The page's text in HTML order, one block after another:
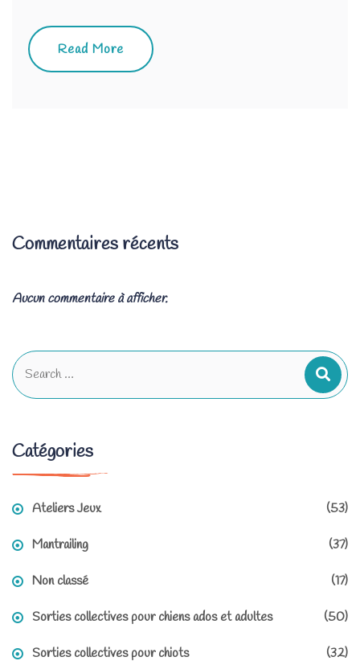
Read More
Commentaires récents
Aucun commentaire à afficher.
Search
for:
Catégories
Ateliers Jeux (53)
Mantrailing (37)
Non classé (17)
Sorties collectives pour chiens ados et adultes (50)
Sorties collectives pour chiots (32)